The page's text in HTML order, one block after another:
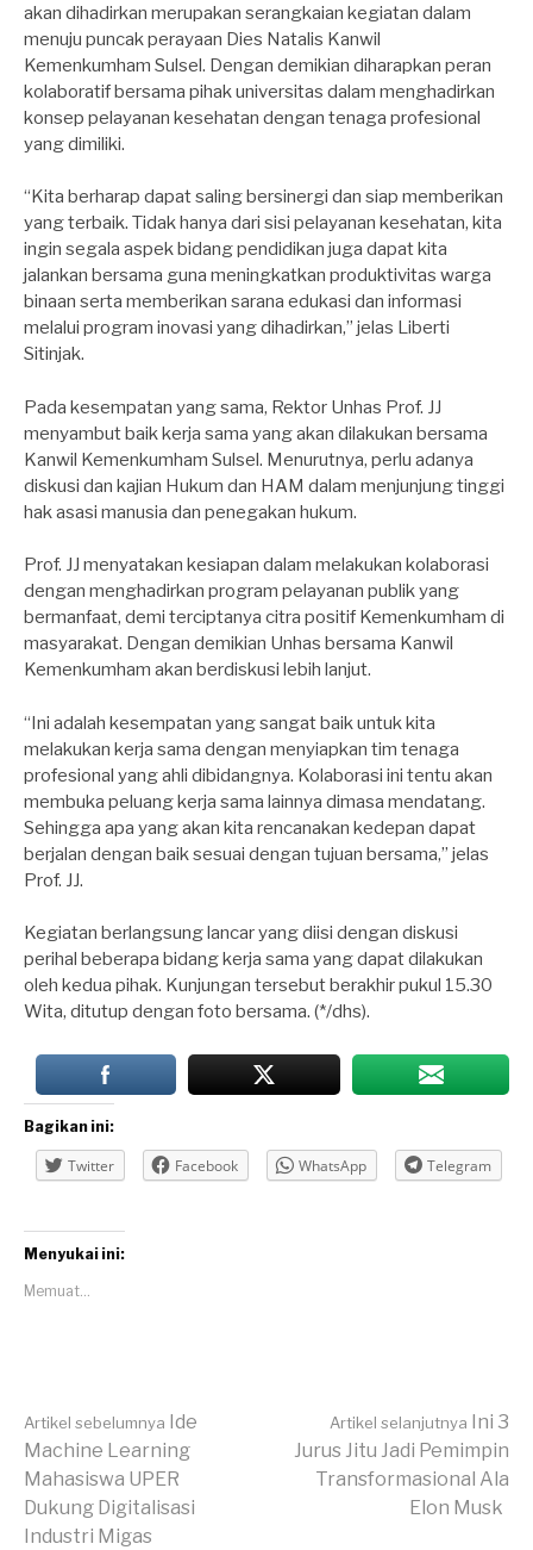
akan dihadirkan merupakan serangkaian kegiatan dalam
menuju puncak perayaan Dies Natalis Kanwil
Kemenkumham Sulsel. Dengan demikian diharapkan peran
kolaboratif bersama pihak universitas dalam menghadirkan
konsep pelayanan kesehatan dengan tenaga profesional
yang dimiliki.
“Kita berharap dapat saling bersinergi dan siap memberikan
yang terbaik. Tidak hanya dari sisi pelayanan kesehatan, kita
ingin segala aspek bidang pendidikan juga dapat kita
jalankan bersama guna meningkatkan produktivitas warga
binaan serta memberikan sarana edukasi dan informasi
melalui program inovasi yang dihadirkan,” jelas Liberti
Sitinjak.
Pada kesempatan yang sama, Rektor Unhas Prof. JJ
menyambut baik kerja sama yang akan dilakukan bersama
Kanwil Kemenkumham Sulsel. Menurutnya, perlu adanya
diskusi dan kajian Hukum dan HAM dalam menjunjung tinggi
hak asasi manusia dan penegakan hukum.
Prof. JJ menyatakan kesiapan dalam melakukan kolaborasi
dengan menghadirkan program pelayanan publik yang
bermanfaat, demi terciptanya citra positif Kemenkumham di
masyarakat. Dengan demikian Unhas bersama Kanwil
Kemenkumham akan berdiskusi lebih lanjut.
“Ini adalah kesempatan yang sangat baik untuk kita
melakukan kerja sama dengan menyiapkan tim tenaga
profesional yang ahli dibidangnya. Kolaborasi ini tentu akan
membuka peluang kerja sama lainnya dimasa mendatang.
Sehingga apa yang akan kita rencanakan kedepan dapat
berjalan dengan baik sesuai dengan tujuan bersama,” jelas
Prof. JJ.
Kegiatan berlangsung lancar yang diisi dengan diskusi
perihal beberapa bidang kerja sama yang dapat dilakukan
oleh kedua pihak. Kunjungan tersebut berakhir pukul 15.30
Wita, ditutup dengan foto bersama. (*/dhs).
Bagikan ini:
Twitter Facebook WhatsApp Telegram
Menyukai ini:
Memuat...
Lanjut
Membaca
Artikel sebelumnya Ide
Machine Learning
Mahasiswa UPER
Dukung Digitalisasi
Industri Migas
Artikel selanjutnya Ini 3
Jurus Jitu Jadi Pemimpin
Transformasional Ala
Elon Musk